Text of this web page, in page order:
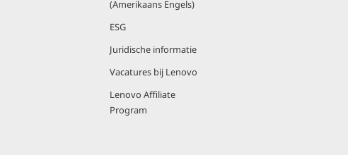
(Amerikaans Engels)
ESG
Juridische informatie
Vacatures bij Lenovo
Lenovo Affiliate
Program